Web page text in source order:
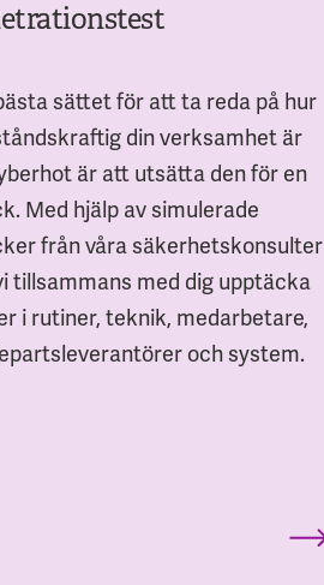
sättet för att ta reda på hur
din verksamhet är
är att utsätta den för en
Med hjälp av simulerade
från våra säkerhetskonsulter
tillsammans med dig upptäcka
i rutiner, teknik, medarbetare,
och system.